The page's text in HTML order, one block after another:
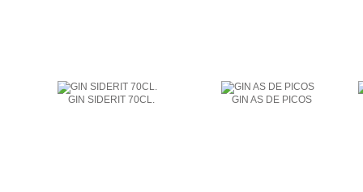
GIN SIDERIT 70CL. GIN AS DE PICOS